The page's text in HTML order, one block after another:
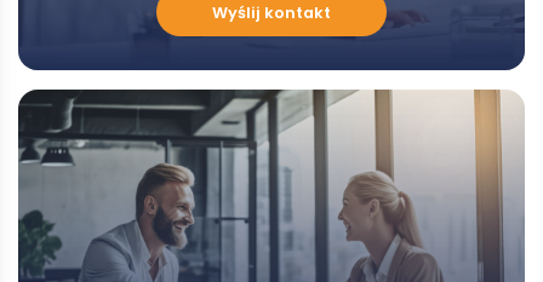
porozmawiać
Doradcą
-
Modal
Wyślij kontakt